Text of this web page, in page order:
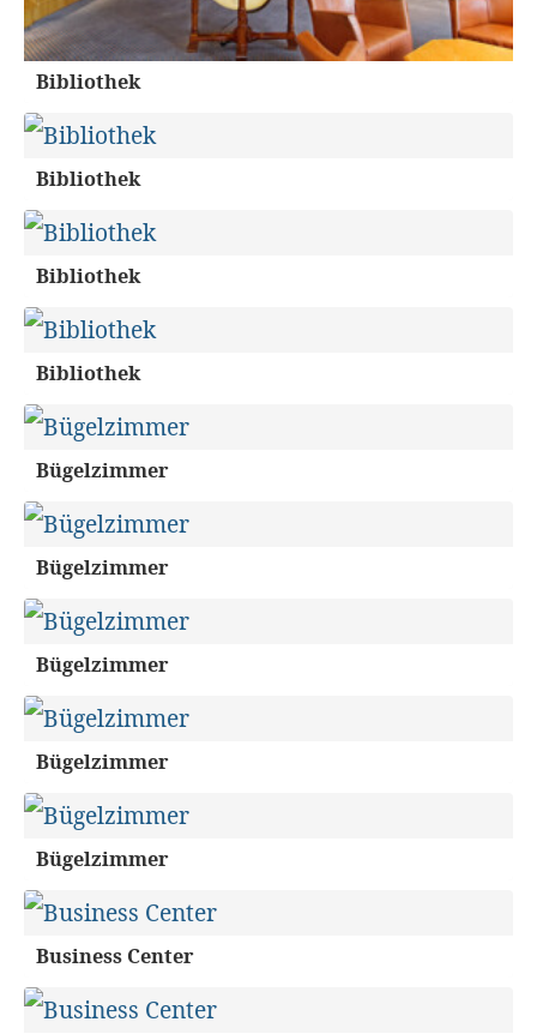
Bibliothek
Bibliothek
Bibliothek
Bibliothek
Bügelzimmer
Bügelzimmer
Bügelzimmer
Bügelzimmer
Bügelzimmer
Business Center